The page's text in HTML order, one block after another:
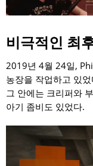
비극적인 최
2019년 4월 24일,
농장을 작업하고 있
그 안에는 크리퍼와
아기 좀비도 있었다.